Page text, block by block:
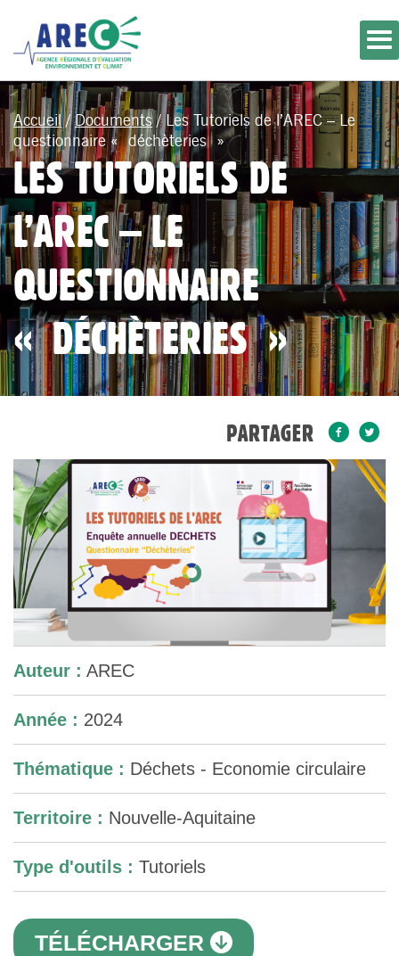
Accueil/Documents/Les Tutoriels de l’AREC – Le
questionnaire « déchèteries »
LES TUTORIELS DE
L’AREC – LE
QUESTIONNAIRE
« DÉCHÈTERIES »
PARTAGER
Auteur : AREC
Année : 2024
Thématique : Déchets - Economie circulaire
Territoire : Nouvelle-Aquitaine
Type d'outils : Tutoriels
TÉLÉCHARGER